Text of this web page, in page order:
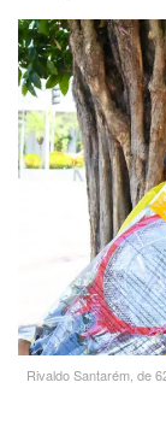
Rivaldo Santarém, de